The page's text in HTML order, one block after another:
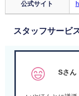
公式サイト
スタッフサービ
Sさん